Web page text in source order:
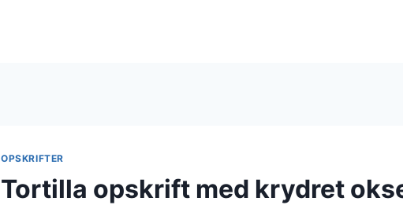
OPSKRIFTER
Tortilla opskrift med krydret